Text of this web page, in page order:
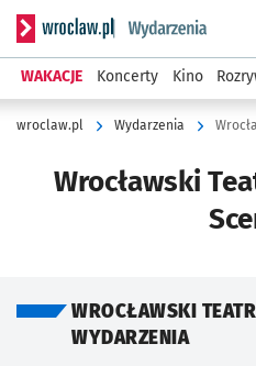
Serwis informacyjny
WAKACJE Koncerty Kino
wroclaw.pl Wydarzenia
Wrocławski
WROCŁAWSKI
WYDARZENIA